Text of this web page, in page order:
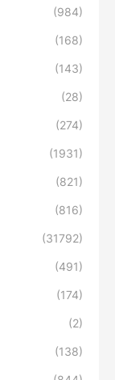
(984)
(168)
(143)
(28)
(274)
(1931)
(821)
(816)
(31792)
(491)
(174)
(2)
(138)